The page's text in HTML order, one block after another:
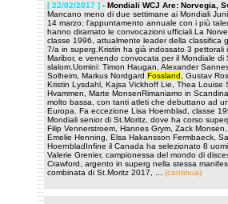
[ 22/02/2017 ] - Mondiali WCJ Are: Norvegia,
Mancano meno di due settimane ai Mondiali
14 marzo: l'appuntamento annuale con i più
hanno diramato le convocazioni ufficiali.La
classe 1996, attualmente leader della
7/a in superg.Kristin ha già indossato 3
Maribor, e venendo convocata per il Mondiale
slalom.Uomini: Timon Haugan, Alexander
Solheim, Markus Nordgard Fossland , Gustav
Kristin Lysdahl, Kajsa Vickhoff Lie, Thea
Hvammen, Marte MonsenRimaniamo in
molto bassa, con tanti atleti che debuttano ad
Europa. Fa eccezione Lisa Hoernblad, classe
Mondiali senior di St.Moritz, dove ha corso
Filip Vennerstroem, Hannes Grym, Zack
Emelie Henning, Elsa Hakansson Fermbaeck,
HoernbladInfine il Canada ha selezionato 8
Valerie Grenier, campionessa del mondo di
Crawford, argento in superg nella stessa
combinata di St.Moritz 2017, ... (continua)